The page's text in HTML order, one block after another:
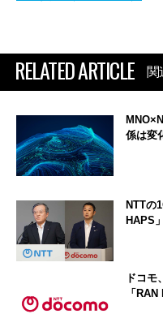
RELATED ARTICLE 関
係は変
NTTの
HAPS
ドコ
「